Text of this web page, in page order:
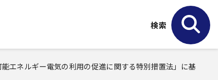
検索
エネルギー電気の利用の促進に関する特別措置法」に基